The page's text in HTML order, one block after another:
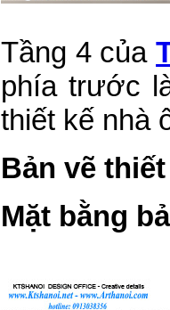
Tầng 4 của
phía trước
thiết kế nhà
Bản vẽ
Mặt bằng